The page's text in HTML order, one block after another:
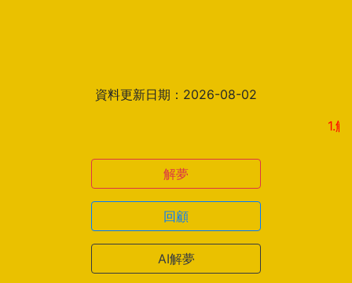
資料更新日期：2026-08-02
1.解夢結
解夢
回顧
AI解夢